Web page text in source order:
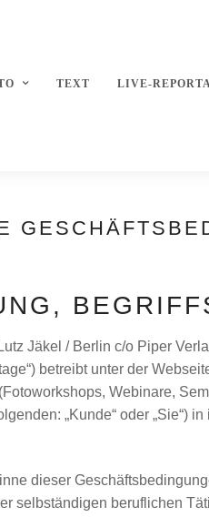
TEXT LIVE-
Jäkel / Berlin c/o Piper
betreibt unter der
Webinare,
„Kunde“ oder „Sie“)
dieser
selbständigen beruflichen